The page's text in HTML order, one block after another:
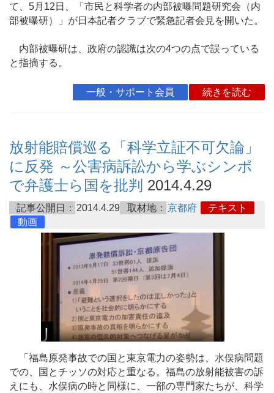
て、5月12日、「市民と科学者の内部被曝問題研究会（内
部被曝研）」が日本記者クラブで緊急記者会見を開いた。
内部被曝研は、政府の認識は次の4つの点で誤っている
と指摘する。
一般・サポート会員 続きを読む
放射能賠償巡る「科学立証不可欠論」
に反発 ～公害病訴訟から学ぶシンポ
で弁護士ら国を批判 2014.4.29
記事公開日： 2014.4.29 取材地： 京都府
テキスト
動画
「福島原発事故での国と東京電力の姿勢は、水俣病問題
での、国とチッソの対応と重なる。福島の放射能被害の訴
えにも、水俣病の時と同様に、一部の専門家たちが、科学